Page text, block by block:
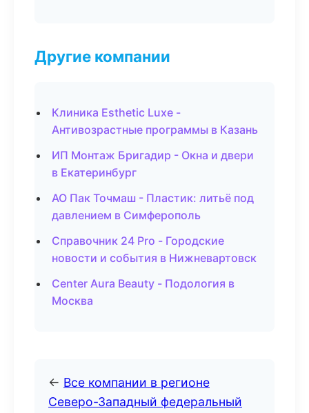
Другие компании
Клиника Esthetic Luxe -
Антивозрастные программы в Казань
ИП Монтаж Бригадир - Окна и двери
в Екатеринбург
АО Пак Точмаш - Пластик: литьё под
давлением в Симферополь
Справочник 24 Pro - Городские
новости и события в Нижневартовск
Center Aura Beauty - Подология в
Москва
← Все компании в регионе
Северо-Западный федеральный